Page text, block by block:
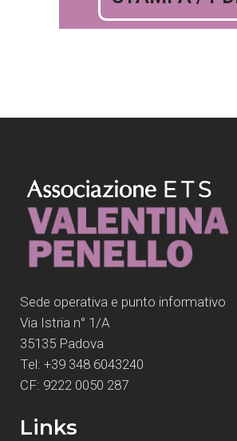
Sede operativa e punto informativo
Via Istria n° 1/A
35135 Padova
Tel: +39 348 6043240
CF: 9222 0050 287
Links